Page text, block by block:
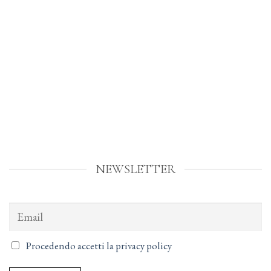
NEWSLETTER
Procedendo accetti la privacy policy